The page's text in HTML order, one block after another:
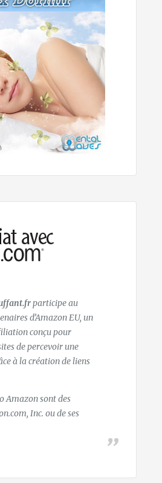
participe au
d’Amazon EU, un
conçu pour
de percevoir une
à la création de liens
Amazon sont des
Inc. ou de ses